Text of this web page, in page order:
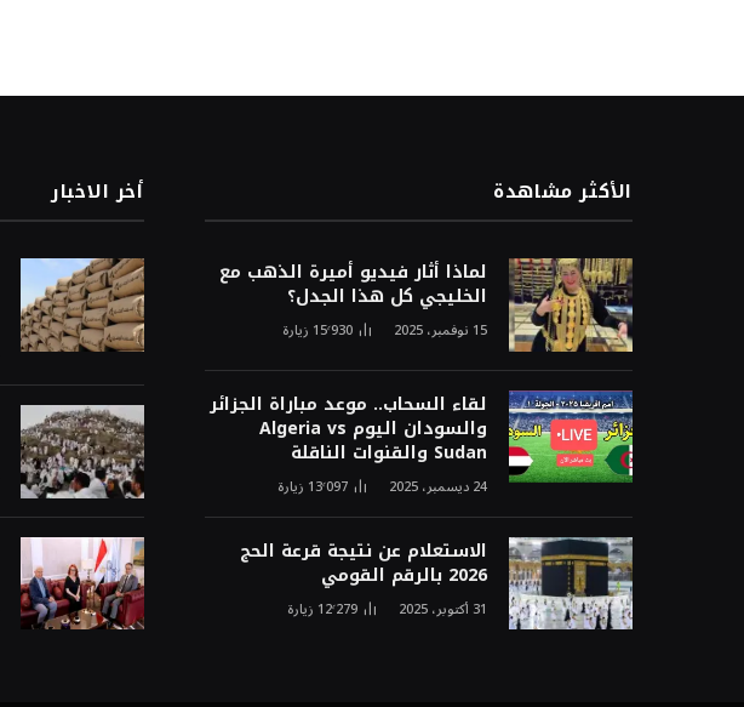
الأكثر مشاهدة
لماذا أثار فيديو أميرة الذهب مع
الخليجي كل هذا الجدل؟
15 نوفمبر، 2025 15٬930 زيارة
لقاء السحاب.. موعد مباراة الجزائر
والسودان اليوم Algeria vs
Sudan والقنوات الناقلة
24 ديسمبر، 2025 13٬097 زيارة
الاستعلام عن نتيجة قرعة الحج
2026 بالرقم القومي
31 أكتوبر، 2025 12٬279 زيارة
أخر الاخبار